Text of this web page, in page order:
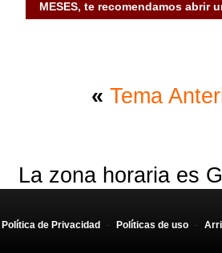
MESES, te recomendamos abrir
« Tema
La zona horaria es
Política de Privacidad - Políticas de uso -